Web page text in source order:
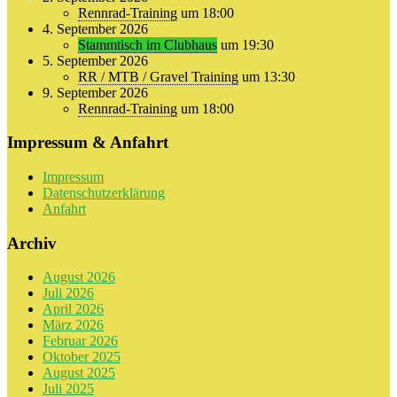
Rennrad-Training um 18:00
4. September 2026
Stammtisch im Clubhaus um 19:30
5. September 2026
RR / MTB / Gravel Training um 13:30
9. September 2026
Rennrad-Training um 18:00
Impressum & Anfahrt
Impressum
Datenschutzerklärung
Anfahrt
Archiv
August 2026
Juli 2026
April 2026
März 2026
Februar 2026
Oktober 2025
August 2025
Juli 2025